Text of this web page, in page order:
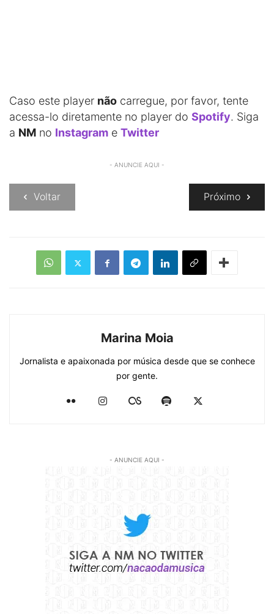
Caso este player não carregue, por favor, tente
acessa-lo diretamente no player do Spotify. Siga
a NM no Instagram e Twitter
- ANUNCIE AQUI -
Voltar Próximo
Marina Moia
Jornalista e apaixonada por música desde que se conhece
por gente.
- ANUNCIE AQUI -